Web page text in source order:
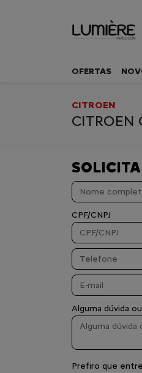
OFERTAS
CITROEN
CITROEN
CPF/CNPJ
Alguma dúvida
Prefiro que